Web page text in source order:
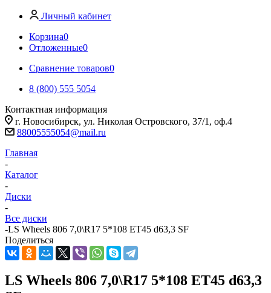
Личный кабинет
Корзина0
Отложенные0
Сравнение товаров0
8 (800) 555 5054
Контактная информация
г. Новосибирск, ул. Николая Островского, 37/1, оф.4
88005555054@mail.ru
Главная
-
Каталог
-
Диски
-
Все диски
-LS Wheels 806 7,0\R17 5*108 ET45 d63,3 SF
Поделиться
LS Wheels 806 7,0\R17 5*108 ET45 d63,3